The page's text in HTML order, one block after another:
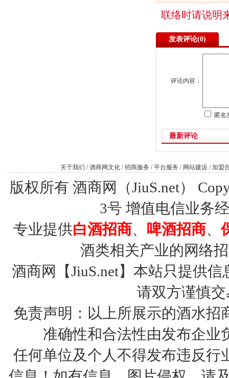
联络时请说明
发表评论(0)
评论内容：
匿
最新评论
关于我们 /酒商网文化 /招商服务 /平台服务 / 网站建设 /加盟
版权所有 酒商网（JiuS.net）
3号 增值电信业务
专业提供白酒招商、 啤酒招商、
酒类相关产业的网络
酒商网【JiuS.net】本站只提供
请双方谨慎
免责声明：以上所展示的酒水
准确性和合法性由发布企业
任何单位及个人不得发布违反行